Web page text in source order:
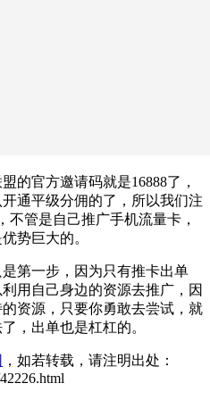
的官方邀请码就是16888了，
通平级分佣的了，所以我们注
不管是自己推广手机流量卡，
势巨大的。
第一步，因为只有推卡出单
用自己身边的资源去推广，因
资源，只要你勇敢去尝试，就
，出单也是杠杠的。
，如若转载，请注明出处：